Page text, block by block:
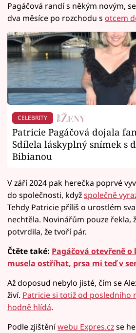
Pagáčová randí s někým novým,
dva měsíce po rozchodu s otcem
CELEBRITY
Patricie Pagáčová dojala
Sdílela láskyplný snímek s
Bibianou
V září 2024 pak herečka poprvé
do společnosti, kdyžspolečně
Tehdy Patricie příliš o urostlém
nechtěla. Novinářům pouze řekla,
potvrdila, že tvoří pár.
Čtěte také: Pagáčová otevřeně o
musela ostříhat, prsa mi teď v
Až doposud nebylo jisté, čím se
živí. Patricie si totiž od posledního
hodně hlídá.
Podle zjištěníwebu Expres.czse